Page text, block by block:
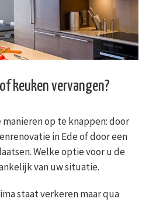
keuken vervangen?
op te knappen: door
in Ede of door een
Welke optie voor u de
van uw situatie.
staat verkeren maar qua